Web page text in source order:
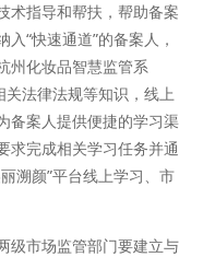
术指导和帮扶，帮助备案
“快速通道”的备案人，
州化妆品智慧监管系
关法律法规等知识，线上
备案人提供便捷的学习渠
求完成相关学习任务并通
溯颜”平台线上学习、市
级市场监管部门要建立与